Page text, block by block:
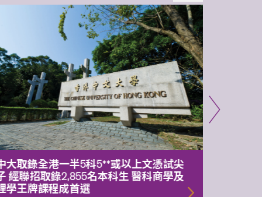
大取錄全港一半5科5**或以上文憑試尖
經聯招取錄2,855名本科生 醫科商學及
學王牌課程成首選